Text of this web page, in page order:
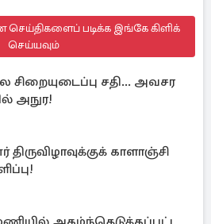
செய்திகளைப் படிக்க இங்கே கிளிக்
செய்யவும்
சிறையுடைப்பு சதி... அவசர
அநுர!
திருவிழாவுக்குக் காளாஞ்சி